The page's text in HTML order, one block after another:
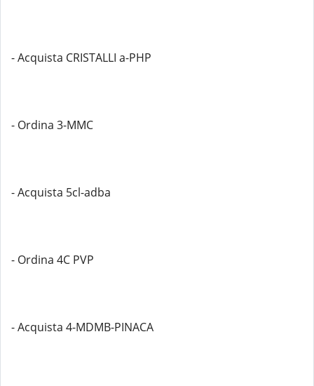
- Acquista CRISTALLI a-PHP
- Ordina 3-MMC
- Acquista 5cl-adba
- Ordina 4C PVP
- Acquista 4-MDMB-PINACA